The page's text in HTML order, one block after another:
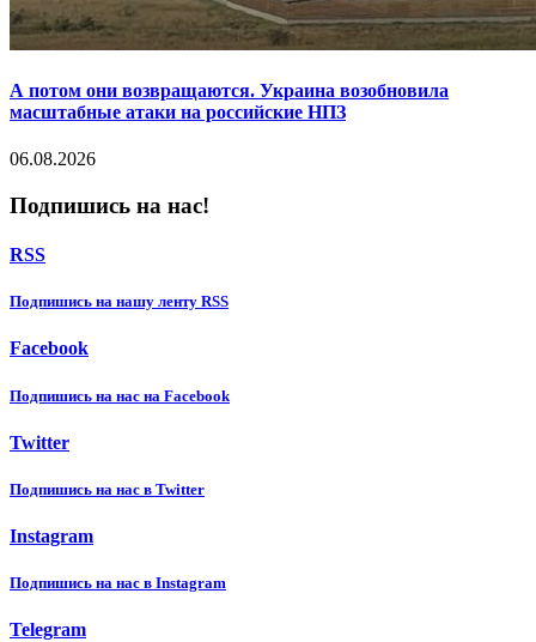
А потом они возвращаются. Украина возобновила
масштабные атаки на российские НПЗ
06.08.2026
Подпишись на нас!
RSS
Подпишиcь на нашу ленту RSS
Facebook
Подпишиcь на нас на Facebook
Twitter
Подпишиcь на нас в Twitter
Instagram
Подпишиcь на нас в Instagram
Telegram